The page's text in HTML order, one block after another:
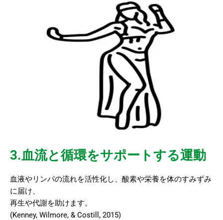
3.血流と循環をサポートする運動
血液やリンパの流れを活性化し、酸素や栄養を体のすみずみ
に届け、
再生や代謝を助けます。
(Kenney, Wilmore, & Costill, 2015)